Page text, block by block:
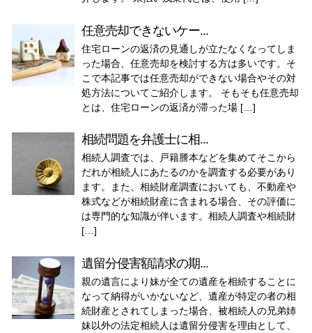
任意売却できないケー...
住宅ローンの返済の見通しが立たなくなってしま
った場合、任意売却を検討する方は多いです。そ
こで本記事では任意売却ができない場合やその対
処方法についてご紹介します。 そもそも任意売却
とは、住宅ローンの返済が滞った場 […]
相続問題を弁護士に相...
相続人調査では、戸籍謄本などを集めてそこから
だれが相続人にあたるのかを調査する必要があり
ます。また、相続財産調査においても、不動産や
株式などが相続財産に含まれる場合、その評価に
は専門的な知識が伴います。相続人調査や相続財
[…]
遺留分侵害額請求の期...
親の遺言により妹が全ての遺産を相続することに
なって納得がいかないなど、遺産が特定の者の相
続財産とされてしまった場合、被相続人の兄弟姉
妹以外の法定相続人は遺留分侵害を理由として、